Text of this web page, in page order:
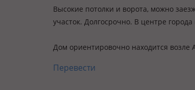
Высокие потолки и ворота, можно
участок. Долгосрочно. В центре
Дом ориентировочно находится возле
Перевести